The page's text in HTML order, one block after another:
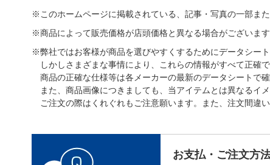
※このホームページに掲載されている、記事・写真の一部ま
※商品によって販売価格が店頭価格と異なる場合がございます
※弊社ではお客様が商品を選びやすくするためにデータシー
しかしさまざまな事情により、これらの情報がすべて正確
商品の正確な仕様等は各メーカーの最新のデータシートで
また、商品画像につきましても、当アイテムとは異なるイ
ご注文の際はくれぐれもご注意願います。また、注文間違
お支払・ご注文方